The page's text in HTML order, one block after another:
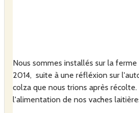
Nous sommes installés sur la
2014, suite à une réfléxion sur
colza que nous trions après
l'alimentation de nos vaches